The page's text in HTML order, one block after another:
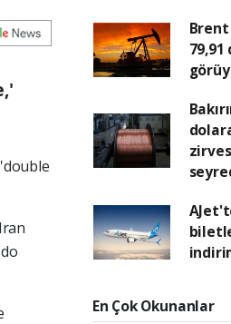
En Çok Okunanlar